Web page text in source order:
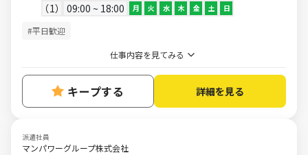
1
09:00 ~ 18:00 月 火 水 木 金 土 日
#平日歓迎
仕事内容を見てみる
キープする 詳細を見る
派遣社員
マンパワーグループ株式会社